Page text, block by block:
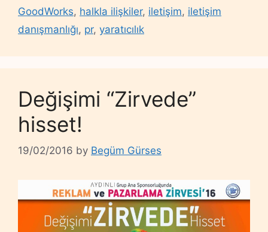
GoodWorks, halkla ilişkiler, iletişim, iletişim
danışmanlığı, pr, yaratıcılık
Değişimi “Zirvede”
hisset!
19/02/2016 by Begüm Gürses